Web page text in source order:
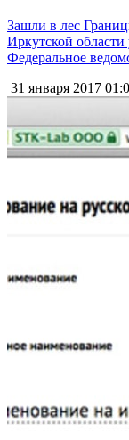
Зашли в лес
Иркутской области
Федеральное
31 января 2017